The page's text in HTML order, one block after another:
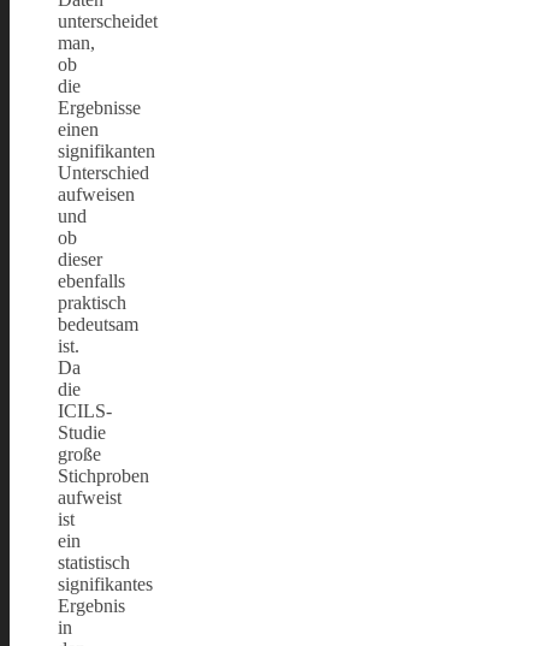
unterscheidet
man,
ob
die
Ergebnisse
einen
signifikanten
Unterschied
aufweisen
und
ob
dieser
ebenfalls
praktisch
bedeutsam
ist.
Da
die
ICILS-
Studie
große
Stichproben
aufweist
ist
ein
statistisch
signifikantes
Ergebnis
in